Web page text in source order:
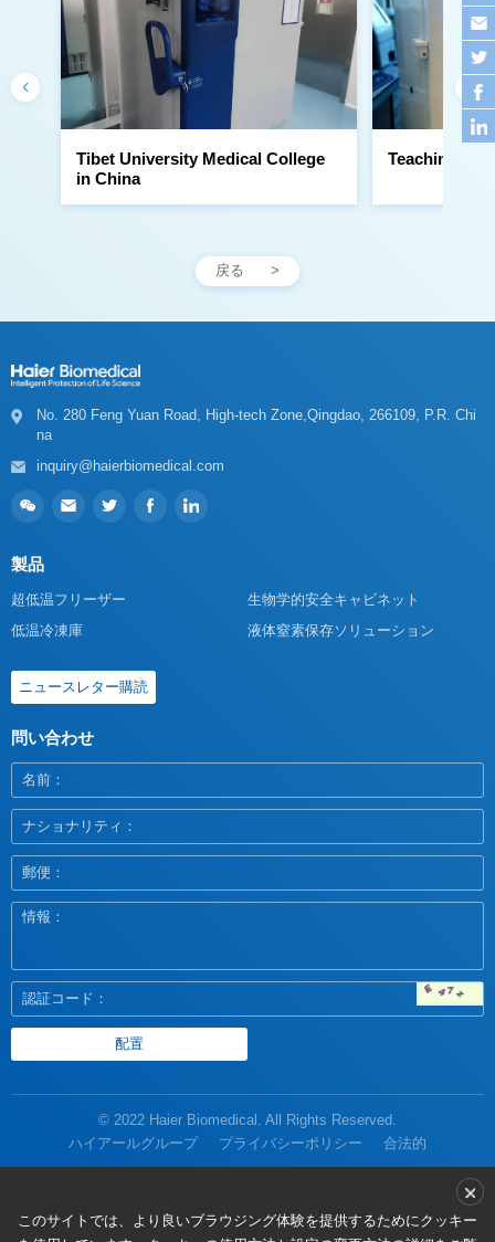
in China
Teaching
戻る
na
inquiry@haierbiomedical.com
製品
超低温フリーザー
生物学的安全キャビネット
低温冷凍庫
液体窒素保存ソリューション
ニュースレター購読
問い合わせ
© 2022 Haier Biomedical. All Rights Reserved.
ハイアールグループ
プライバシーポリシー 合法的